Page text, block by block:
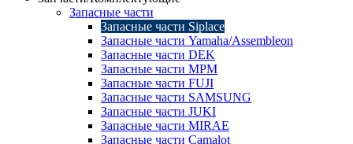
Запасные части
Запасные части Siplace
Запасные части Yamaha/Assembleon
Запасные части DEK
Запасные части MPM
Запасные части FUJI
Запасные части SAMSUNG
Запасные части JUKI
Запасные части MIRAE
Запасные части Camalot